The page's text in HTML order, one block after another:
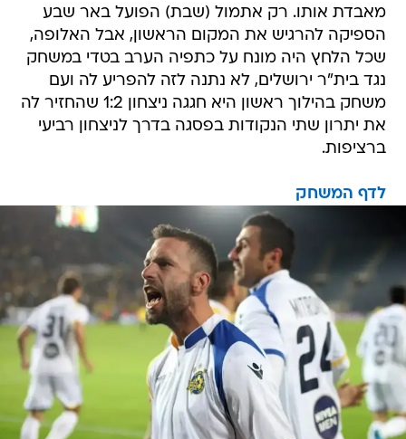
מאבדת אותו. רק אתמול (שבת) הפועל באר שבע
הספיקה להרגיש את המקום הראשון, אבל האלופה,
שכל הלחץ היה מונח על כתפיה הערב בטדי במשחק
נגד בית"ר ירושלים, לא נתנה לזה להפריע לה ועם
משחק בהילוך ראשון היא חגגה ניצחון 1:2 שהחזיר לה
את יתרון שתי הנקודות בפסגה בדרך לניצחון רביעי
ברציפות.
לדף המשחק